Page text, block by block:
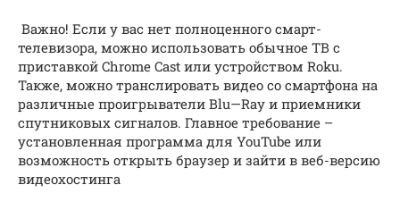
Важно! Если у вас нет полноценного смарт-
телевизора, можно использовать обычное ТВ с
приставкой Chrome Cast или устройством Roku.
Также, можно транслировать видео со смартфона на
различные проигрыватели Blu—Ray и приемники
спутниковых сигналов. Главное требование –
установленная программа для YouTube или
возможность открыть браузер и зайти в веб-версию
видеохостинга